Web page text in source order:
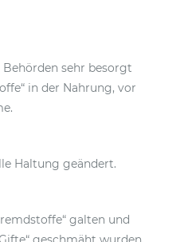
sehr besorgt
in der Nahrung, vor
Haltung geändert.
galten und